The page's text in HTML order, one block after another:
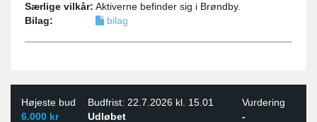
Særlige vilkår: Aktiverne befinder sig i Brøndby.
Bilag:
bilag
Højeste bud Budfrist: 22.7.2026 kl. 15.01
Vurdering
6.000 kr
Udløbet -